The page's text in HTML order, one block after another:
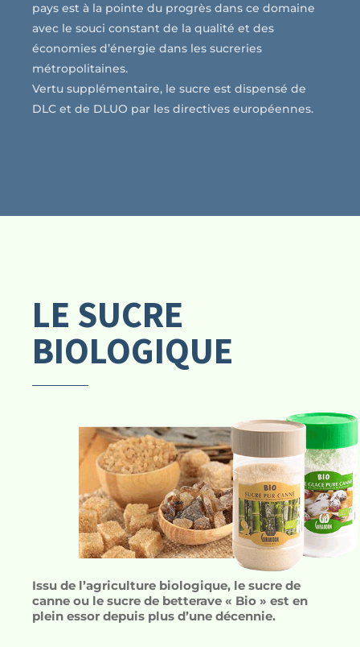
pays est à la pointe du progrès dans ce domaine
avec le souci constant de la qualité et des
économies d’énergie dans les sucreries
métropolitaines.
Vertu supplémentaire, le sucre est dispensé de
DLC et de DLUO par les directives européennes.
LE SUCRE
BIOLOGIQUE
Issu de l’agriculture biologique, le sucre de
canne ou le sucre de betterave « Bio » est en
plein essor depuis plus d’une décennie.